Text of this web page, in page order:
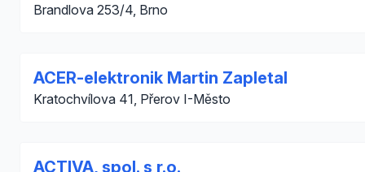
Brandlova 253/4, Brno
ACER-elektronik Martin Zapletal
Kratochvílova 41, Přerov I-Město
ACTIVA, spol. s r.o.